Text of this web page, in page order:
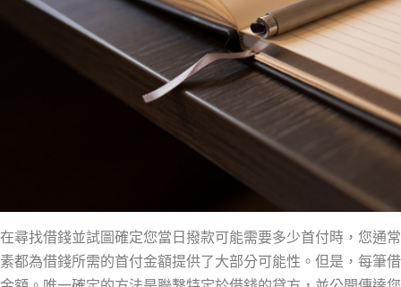
在尋找借錢並試圖確定您當日撥款可能需要多少首付時，您通
素都為借錢所需的首付金額提供了大部分可能性。但是，每筆